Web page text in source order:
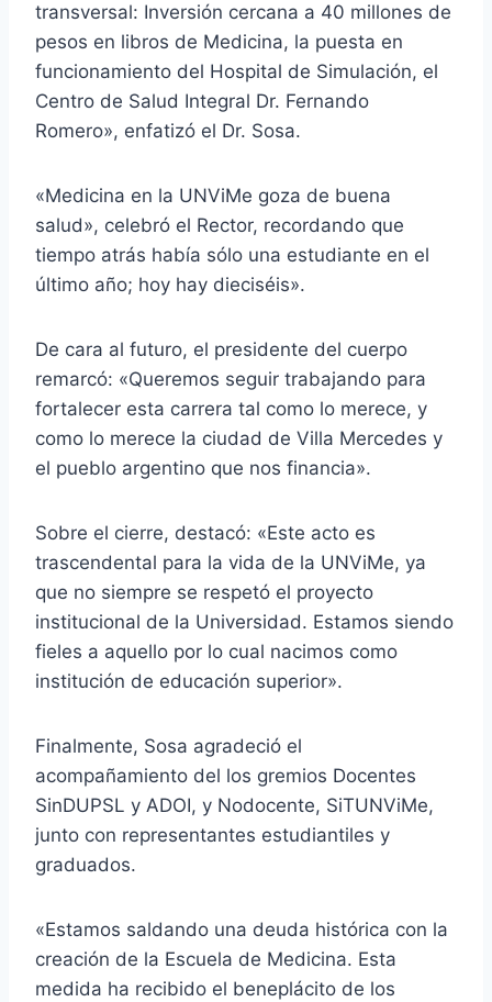
transversal: Inversión cercana a 40 millones de
pesos en libros de Medicina, la puesta en
funcionamiento del Hospital de Simulación, el
Centro de Salud Integral Dr. Fernando
Romero», enfatizó el Dr. Sosa.
«Medicina en la UNViMe goza de buena
salud», celebró el Rector, recordando que
tiempo atrás había sólo una estudiante en el
último año; hoy hay dieciséis».
De cara al futuro, el presidente del cuerpo
remarcó: «Queremos seguir trabajando para
fortalecer esta carrera tal como lo merece, y
como lo merece la ciudad de Villa Mercedes y
el pueblo argentino que nos financia».
Sobre el cierre, destacó: «Este acto es
trascendental para la vida de la UNViMe, ya
que no siempre se respetó el proyecto
institucional de la Universidad. Estamos siendo
fieles a aquello por lo cual nacimos como
institución de educación superior».
Finalmente, Sosa agradeció el
acompañamiento del los gremios Docentes
SinDUPSL y ADOI, y Nodocente, SiTUNViMe,
junto con representantes estudiantiles y
graduados.
«Estamos saldando una deuda histórica con la
creación de la Escuela de Medicina. Esta
medida ha recibido el beneplácito de los